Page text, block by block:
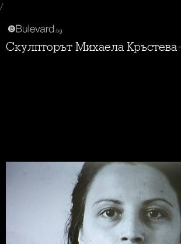
/
Скулпторът Михаела